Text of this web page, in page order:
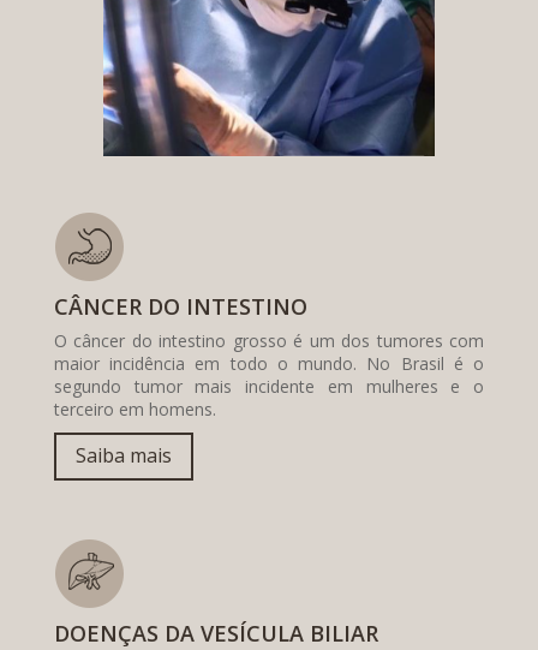
CÂNCER DO INTESTINO
O câncer do intestino grosso é um dos tumores com
maior incidência em todo o mundo. No Brasil é o
segundo tumor mais incidente em mulheres e o
terceiro em homens.
Saiba mais
DOENÇAS DA VESÍCULA BILIAR